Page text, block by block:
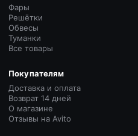
Фары
Решётки
Обвесы
Туманки
Все товары
Покупателям
Доставка и оплата
Возврат 14 дней
О магазине
Отзывы на Avito